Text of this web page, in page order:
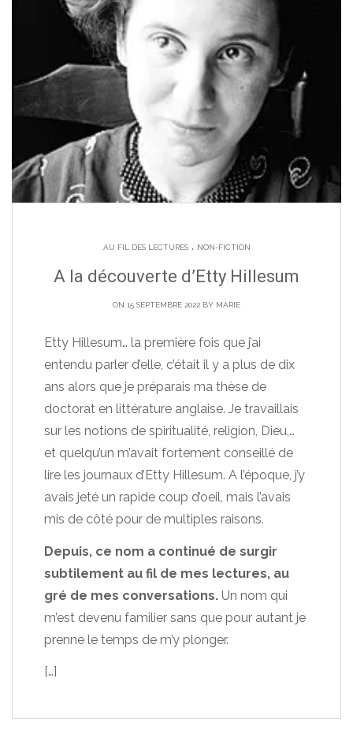
AU FIL DES LECTURES. NON-FICTION
A la découverte d’Etty Hillesum
ON 15 SEPTEMBRE 2022 BY MARIE
Etty Hillesum… la première fois que j’ai
entendu parler d’elle, c’était il y a plus de dix
ans alors que je préparais ma thèse de
doctorat en littérature anglaise. Je travaillais
sur les notions de spiritualité, religion, Dieu,…
et quelqu’un m’avait fortement conseillé de
lire les journaux d’Etty Hillesum. A l’époque, j’y
avais jeté un rapide coup d’oeil, mais l’avais
mis de côté pour de multiples raisons.
Depuis, ce nom a continué de surgir
subtilement au fil de mes lectures, au
gré de mes conversations. Un nom qui
m’est devenu familier sans que pour autant je
prenne le temps de m’y plonger.
[…]